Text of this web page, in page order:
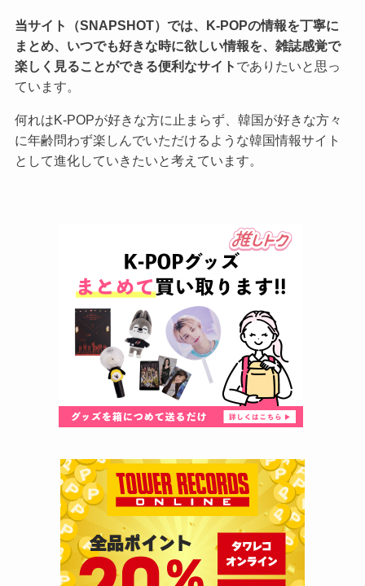
当サイト（SNAPSHOT）では、K-POPの情報を丁寧に
まとめ、いつでも好きな時に欲しい情報を、雑誌感覚で
楽しく見ることができる便利なサイト でありたいと思っ
ています。
何れはK-POPが好きな方に止まらず、韓国が好きな方々
に年齢問わず楽しんでいただけるような韓国情報サイト
として進化していきたいと考えています。